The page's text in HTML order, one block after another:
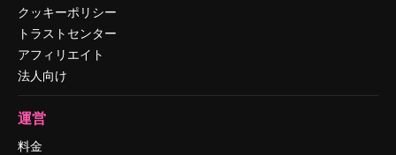
クッキーポリシー
トラストセンター
アフィリエイト
法人向け
運営
料金